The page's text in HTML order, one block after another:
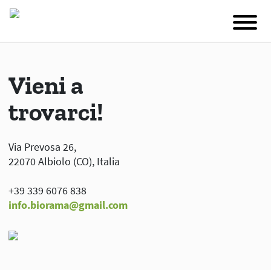
Vieni a
trovarci!
Via Prevosa 26,
22070 Albiolo (CO), Italia
+39 339 6076 838
info.biorama@gmail.com